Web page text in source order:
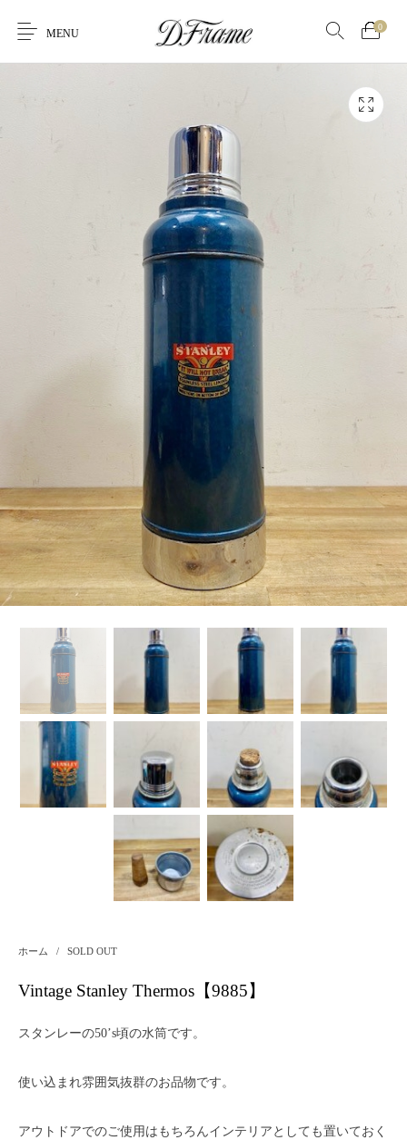
MENU
0
ホーム / SOLD OUT
Vintage Stanley Thermos【9885】
スタンレーの50’s頃の水筒です。
使い込まれ雰囲気抜群のお品物です。
アウトドアでのご使用はもちろんインテリアとしても置いておく